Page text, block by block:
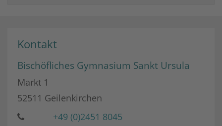
Kontakt
Bischöfliches Gymnasium Sankt Ursula
Markt 1
52511 Geilenkirchen
+49 (0)2451 8045